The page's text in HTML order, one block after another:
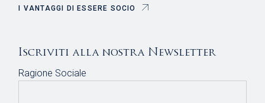
I VANTAGGI DI ESSERE SOCIO
Iscriviti alla nostra Newsletter
Ragione Sociale